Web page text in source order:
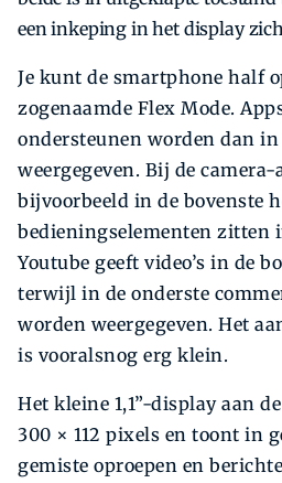
een inkeping in het display
Je kunt de smartphone half
zogenaamde Flex Mode.
ondersteunen worden dan in
weergegeven. Bij de camera-
bijvoorbeeld in de bovenste
bedieningselementen zitten
Youtube geeft video’s in de
terwijl in de onderste
worden weergegeven. Het
is vooralsnog erg klein.
Het kleine 1,1”-display aan
300 × 112 pixels en toont in
gemiste oproepen en